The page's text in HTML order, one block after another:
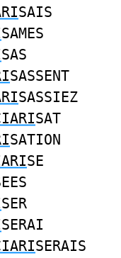
SAIS
SAMES
SAS
SASSENT
SASSIEZ
SAT
SATION
SE
SER
SERAI
SERAIS